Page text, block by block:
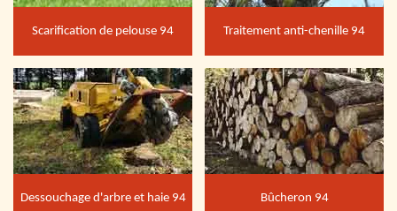
Scarification de pelouse 94 Traitement anti-chenille 94
Dessouchage d'arbre et haie 94 Bûcheron 94